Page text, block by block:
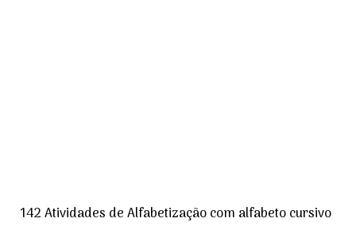
142 Atividades de Alfabetização com alfabeto cursivo